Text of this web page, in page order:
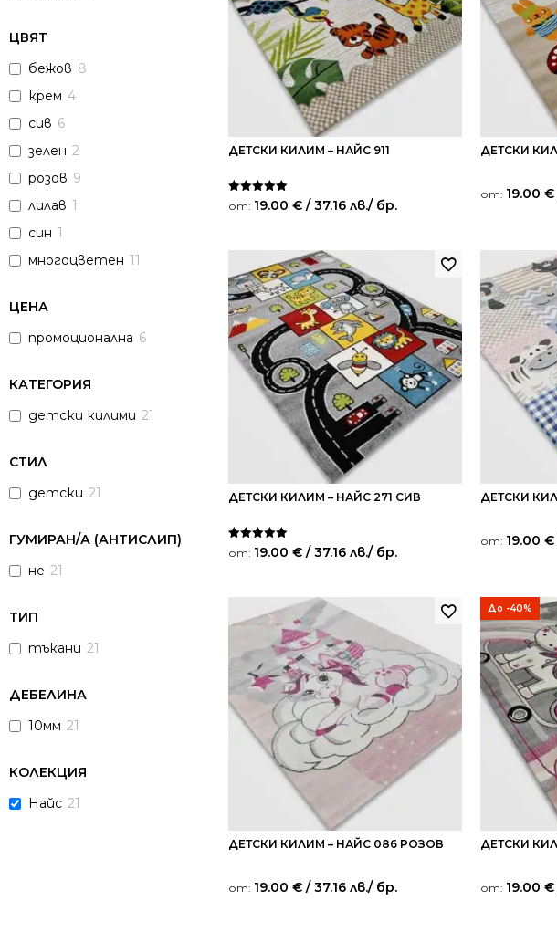
ЦВЯТ
бежов 8
крем 4
сив 6
зелен 2
розов 9
лилав 1
син 1
многоцветен 11
ЦЕНА
промоционална 6
КАТЕГОРИЯ
детски килими 21
СТИЛ
детски 21
ГУМИРАН/А (АНТИСЛИП)
не 21
ТИП
тъкани 21
ДЕБЕЛИНА
10мм 21
КОЛЕКЦИЯ
Найс 21
ДЕТСКИ КИЛИМ – НАЙС 911
Оценено на
5.00
от: 19.00 € / 37.16 лв./ бр.
ДЕТСКИ
от: 19.00 €
ДЕТСКИ КИЛИМ – НАЙС 271 СИВ
Оценено на
5.00
от: 19.00 € / 37.16 лв./ бр.
ДЕТСКИ
от: 19.00 €
ДЕТСКИ КИЛИМ – НАЙС 086 РОЗОВ
от: 19.00 € / 37.16 лв./ бр.
До -40%
ДЕТСКИ
от: 19.00 €